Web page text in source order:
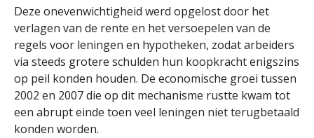
Deze onevenwichtigheid werd opgelost door het
verlagen van de rente en het versoepelen van de
regels voor leningen en hypotheken, zodat arbeiders
via steeds grotere schulden hun koopkracht enigszins
op peil konden houden. De economische groei tussen
2002 en 2007 die op dit mechanisme rustte kwam tot
een abrupt einde toen veel leningen niet terugbetaald
konden worden.